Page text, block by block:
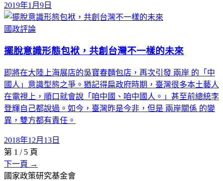
2019年1月9日
國政評論
擺脫意識形態包袱，共創台灣不一樣的未來
即將在大陸上海展店的吳寶春麵包店，再次引發 兩岸 的「中
國人」意識型態之爭。猶記得扁政府時期，臺灣很多本土藝人
在電視上，順口就會說「咱中國、咱中國人。」甚至前總統李
登輝自己都說過。如今，臺灣昨是今非，但是 兩岸關係 的變
異，雙方都有責任。
2018年12月13日
第 1 / 5 頁
下一頁 →
國家政策研究基金會